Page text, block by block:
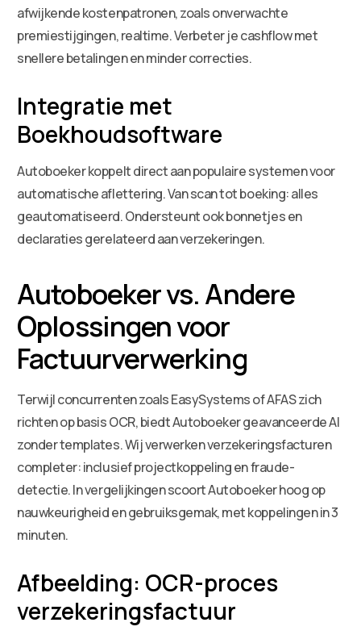
afwijkende kostenpatronen, zoals onverwachte
premiestijgingen, realtime. Verbeter je cashflow met
snellere betalingen en minder correcties.
Integratie met
Boekhoudsoftware
Autoboeker koppelt direct aan populaire systemen voor
automatische aflettering. Van scan tot boeking: alles
geautomatiseerd. Ondersteunt ook bonnetjes en
declaraties gerelateerd aan verzekeringen.
Autoboeker vs. Andere
Oplossingen voor
Factuurverwerking
Terwijl concurrenten zoals EasySystems of AFAS zich
richten op basis OCR, biedt Autoboeker geavanceerde AI
zonder templates. Wij verwerken verzekeringsfacturen
completer: inclusief projectkoppeling en fraude-
detectie. In vergelijkingen scoort Autoboeker hoog op
nauwkeurigheid en gebruiksgemak, met koppelingen in 3
minuten.
Afbeelding: OCR-proces
verzekeringsfactuur